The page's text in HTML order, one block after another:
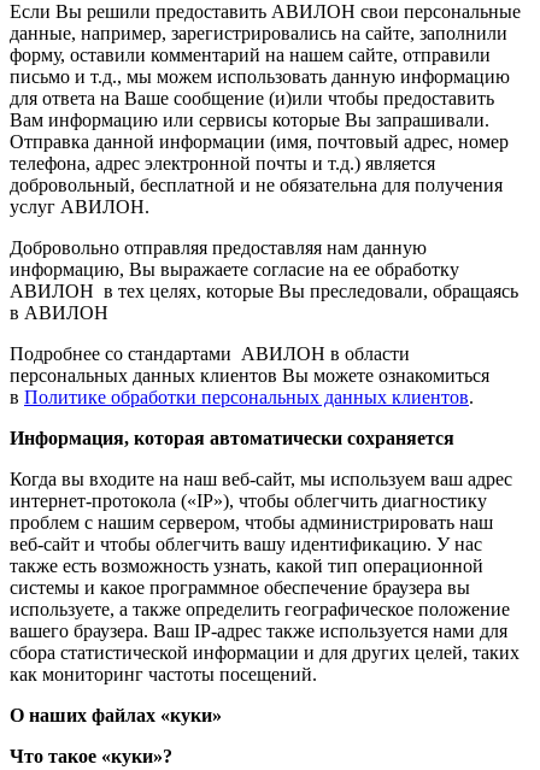
Если Вы решили предоставить АВИЛОН свои персональные
данные, например, зарегистрировались на сайте, заполнили
форму, оставили комментарий на нашем сайте, отправили
письмо и т.д., мы можем использовать данную информацию
для ответа на Ваше сообщение (и)или чтобы предоставить
Вам информацию или сервисы которые Вы запрашивали.
Отправка данной информации (имя, почтовый адрес, номер
телефона, адрес электронной почты и т.д.) является
добровольный, бесплатной и не обязательна для получения
услуг АВИЛОН.
Добровольно отправляя предоставляя нам данную
информацию, Вы выражаете согласие на ее обработку
АВИЛОН в тех целях, которые Вы преследовали, обращаясь
в АВИЛОН
Подробнее со стандартами АВИЛОН в области
персональных данных клиентов Вы можете ознакомиться
в Политике обработки персональных данных клиентов.
Информация, которая автоматически сохраняется
Когда вы входите на наш веб-сайт, мы используем ваш адрес
интернет-протокола («IP»), чтобы облегчить диагностику
проблем с нашим сервером, чтобы администрировать наш
веб-сайт и чтобы облегчить вашу идентификацию. У нас
также есть возможность узнать, какой тип операционной
системы и какое программное обеспечение браузера вы
используете, а также определить географическое положение
вашего браузера. Ваш IP-адрес также используется нами для
сбора статистической информации и для других целей, таких
как мониторинг частоты посещений.
О наших файлах «куки»
Что такое «куки»?